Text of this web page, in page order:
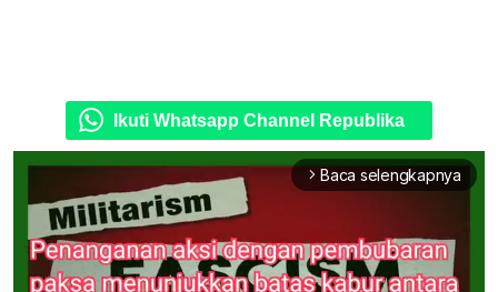
Ikuti Whatsapp Channel Republika
arrow_forward_ios Baca selengkapnya